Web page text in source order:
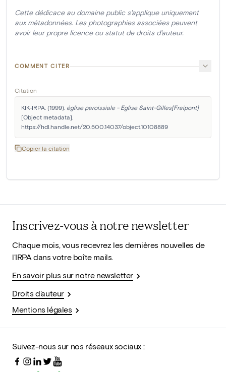
Cette dédicace au domaine public s'applique uniquement
aux métadonnées. Les photographies associées peuvent
avoir leur propre licence ou statut de droits d'auteur.
COMMENT CITER
Citation
KIK-IRPA. (1999). église paroissiale - Eglise Saint-Gilles[Fraipont]
[Object metadata].
https://hdl.handle.net/20.500.14037/object.10108889
Copier la citation
Inscrivez-vous à notre newsletter
Chaque mois, vous recevrez les dernières nouvelles de
l'IRPA dans votre boîte mails.
En savoir plus sur notre newsletter
Droits d'auteur
Mentions légales
Suivez-nous sur nos réseaux sociaux :